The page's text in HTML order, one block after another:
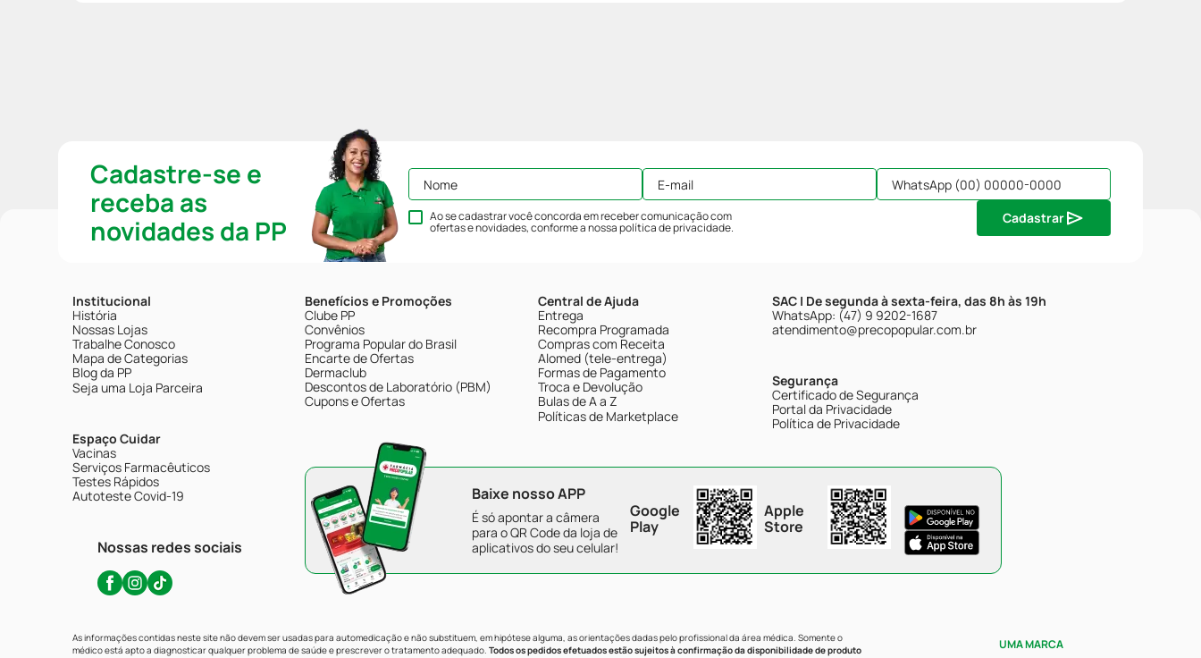
Cadastre-se e
receba as
novidades da PP
Ao se cadastrar você concorda em receber comunicação com
ofertas e novidades, conforme a nossapolítica de privacidade.
Cadastrar
Institucional
História
Nossas Lojas
Trabalhe Conosco
Mapa de Categorias
Blog da PP
Seja uma Loja Parceira
Espaço Cuidar
Vacinas
Serviços Farmacêuticos
Testes Rápidos
Autoteste Covid-19
Nossas redes sociais
Benefícios e Promoções
Clube PP
Convênios
Programa Popular do Brasil
Encarte de Ofertas
Dermaclub
Descontos de Laboratório (PBM)
Cupons e Ofertas
Central de Ajuda
Entrega
Recompra Programada
Compras com Receita
Alomed (tele-entrega)
Formas de Pagamento
Troca e Devolução
Bulas de A a Z
Políticas de Marketplace
SAC | De segunda à sexta-feira, das 8h às 19h
WhatsApp: (47) 9 9202-1687
atendimento@precopopular.com.br
Segurança
Certificado de Segurança
Portal da Privacidade
Política de Privacidade
Baixe nosso APP
É só apontar a câmera
para o QR Code da loja de
aplicativos do seu celular!
Google
Play
Apple
Store
As informações contidas neste site não devem ser usadas para automedicação e não substituem, em hipótese alguma, as orientações dadas pelo profissional da área médica. Somente o
médico está apto a diagnosticar qualquer problema de saúde e prescrever o tratamento adequado. Todos os pedidos efetuados estão sujeitos à confirmação da disponibilidade de produto
UMA MARCA